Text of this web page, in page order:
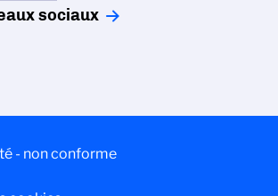
sociaux
- non conforme
cookies
des cookies du
en adéquation avec sa
scientifique. Ce